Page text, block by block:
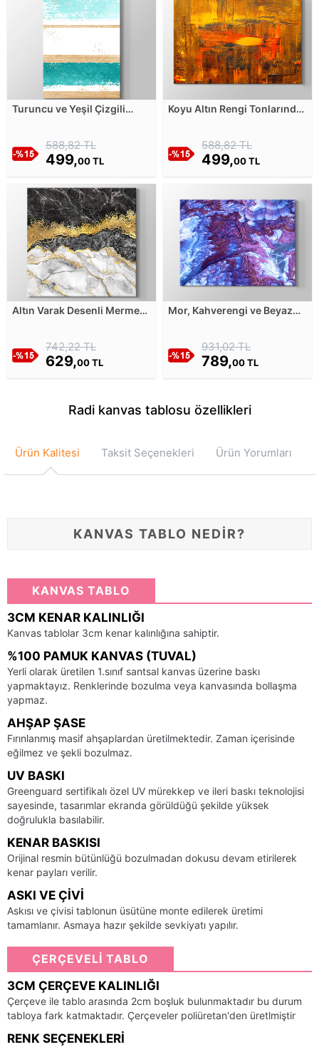
Turuncu ve Yeşil Çizgili
588,82 TL
499,00 TL
Koyu Altın Rengi Tonlarında
588,82 TL
499,00 TL
Altın Varak Desenli Mermer
742,22 TL
629,00 TL
Mor, Kahverengi ve Beyaz
931,02 TL
789,00 TL
Radi kanvas tablosu özellikleri
Ürün Kalitesi Taksit Seçenekleri Ürün Yorumları
KANVAS TABLO NEDİR?
KANVAS TABLO
3CM KENAR KALINLIĞI
Kanvas tablolar 3cm kenar kalınlığına sahiptir.
%100 PAMUK KANVAS (TUVAL)
Yerli olarak üretilen 1.sınıf santsal kanvas üzerine baskı
yapmaktayız. Renklerinde bozulma veya kanvasında bollaşma
yapmaz.
AHŞAP ŞASE
Fırınlanmış masif ahşaplardan üretilmektedir. Zaman içerisinde
eğilmez ve şekli bozulmaz.
UV BASKI
Greenguard sertifikalı özel UV mürekkep ve ileri baskı teknolojisi
sayesinde, tasarımlar ekranda görüldüğü şekilde yüksek
doğrulukla basılabilir.
KENAR BASKISI
Orijinal resmin bütünlüğü bozulmadan dokusu devam etirilerek
kenar payları verilir.
ASKI VE ÇIVI
Askısı ve çivisi tablonun üsütüne monte edilerek üretimi
tamamlanır. Asmaya hazır şekilde sevkiyatı yapılır.
ÇERÇEVELİ TABLO
3CM ÇERÇEVE KALINLIĞI
Çerçeve ile tablo arasında 2cm boşluk bulunmaktadır bu durum
tabloya fark katmaktadır. Çerçeveler poliüretan'den üretlmiştir
RENK SEÇENEKLERI